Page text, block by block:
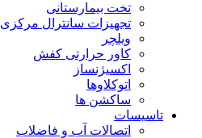
تخت بیمارستانی
تجهیزات سانترال مرکزی
ویلچر
کاور حرارتی کفش
اکسیژنساز
اتوکلاوها
ساکشن ها
تاسیسات
اتصالات آب و فاضلاب